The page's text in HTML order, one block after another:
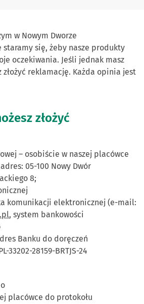
w Nowym Dworze
staramy się, żeby nasze produkty
oczekiwania. Jeśli jednak masz
złożyć reklamację. Każda opinia jest
złożyć
– osobiście w naszej placówce
05-100 Nowy Dwór
8;
komunikacji elektronicznej (e-mail:
, system bankowości
Banku do doręczeń
33202-28159-BRTJS-24
placówce do protokołu